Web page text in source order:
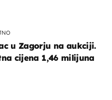
u Zagorju na aukciji.
cijena 1,46 milijuna